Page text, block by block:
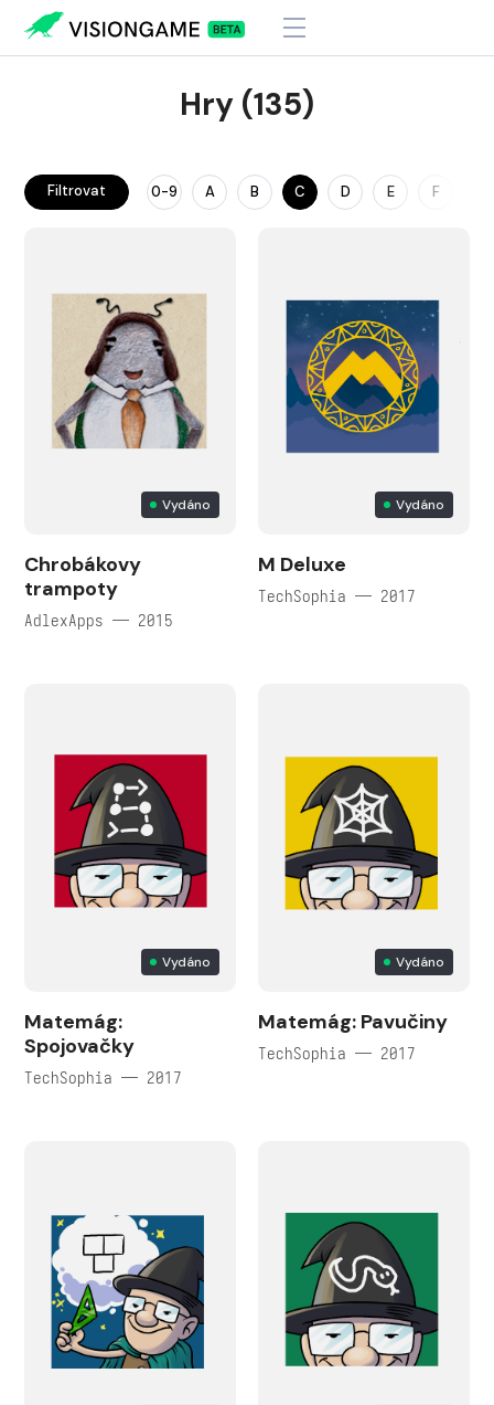
Hry (135)
Filtrovat 0-9 A B C D E F
Vydáno
Chrobákovy
trampoty
AdlexApps — 2015
Vydáno
M Deluxe
TechSophia — 2017
Vydáno
Matemág:
Spojovačky
TechSophia — 2017
Vydáno
Matemág: Pavučiny
TechSophia — 2017